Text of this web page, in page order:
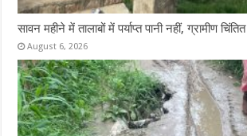
सावन महीने में तालाबों में पर्याप्त पानी नहीं, ग्रामीण चिंतित
August 6, 2026